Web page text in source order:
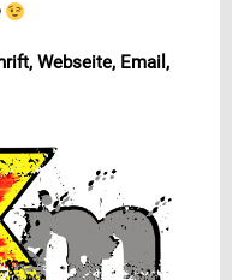
Webseite, Email,